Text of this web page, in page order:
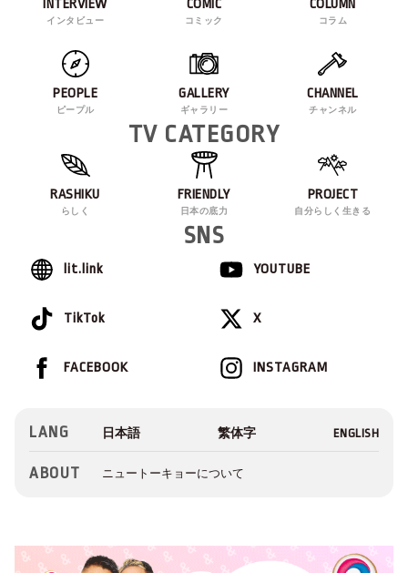
INTERVIEW
インタビュー
COMIC
コミック
COLUMN
コラム
PEOPLE
ピープル
GALLERY
ギャラリー
CHANNEL
チャンネル
TV CATEGORY
RASHIKU
らしく
FRIENDLY
日本の底力
PROJECT
自分らしく生きる
SNS
lit.link YOUTUBE
TikTok X
INSTAGRAM
FACEBOOK
LANG
ABOUT ニュートーキョーについて